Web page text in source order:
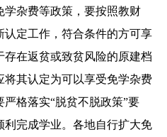
杂费等政策，要按照教财
认定工作，符合条件的方可享
在返贫或致贫风险的原建档
其认定为可以享受免学杂费
格落实“脱贫不脱政策”要
完成学业。各地自行扩大免